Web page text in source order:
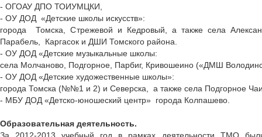
- ОГОАУ ДПО ТОИУМЦКИ,
- ОУ ДОД «Детские школы искусств»:
города Томска, Стрежевой и Кедровый, а также села
Парабель, Каргасок и ДШИ Томского района.
- ОУ ДОД «Детские музыкальные школы:
села Молчаново, Подгорное, Парбиг, Кривошеино («ДМШ
- ОУ ДОД «Детские художественные школы»:
города Томска (№№1 и 2) и Северска, а также села Подгорное
- МБУ ДОД «Детско-юношеский центр» города Колпашево.
Образовательная деятельность.